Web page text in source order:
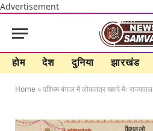
Advertisement
होम देश दुनिया झारखंड
Home »पश्चिम बंगाल में लोकतंत्र खतरे मेंः राज्यपाल